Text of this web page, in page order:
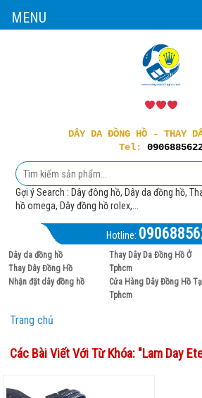
DÂY DA ĐỒNG HỒ - THAY
Tel:
Gợi ý Search : Dây đông hồ, Dây da đồng hồ,
hồ omega, Dây đồng hồ rolex,...
Hotline:
Dây da đồng hồ
Thay Dây Đồng Hồ
Nhận đặt dây đồng hồ
Thay Dây Da Đồng Hồ Ở
Tphcm
Cửa Hàng Dây Đồng Hồ
Tphcm
Trang chủ
Các Bài Viết Với Từ Khóa: "Lam Day
MENU